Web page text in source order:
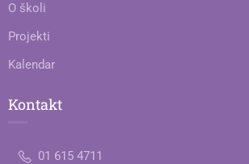
O školi
Projekti
Kalendar
Kontakt
01 615 4711